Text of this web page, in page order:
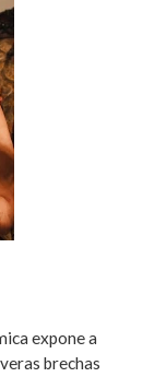
expone a
brechas